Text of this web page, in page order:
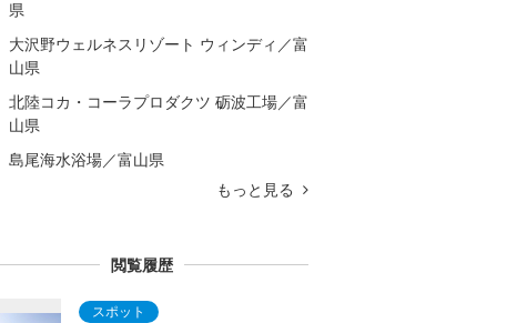
県
大沢野ウェルネスリゾート ウィンディ／富
山県
北陸コカ・コーラプロダクツ 砺波工場／富
山県
島尾海水浴場／富山県
もっと見る
閲覧履歴